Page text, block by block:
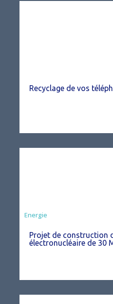
Recyclage de vos
Energie
Projet de construction
électronucléaire de 30